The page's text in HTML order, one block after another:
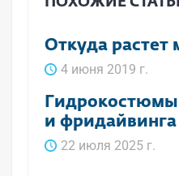
Откуда растет
4 июня 2019 г.
и фридайвинга
22 июля 2025 г.